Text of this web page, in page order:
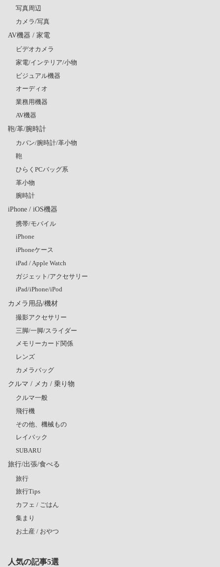
写真周辺
カメラ/写真
AV機器 / 家電
ビデオカメラ
家電/インテリア/小物
ビジュアル機器
オーディオ
業務用機器
AV機器
鞄/革/腕時計
カバン/腕時計/革小物
鞄
ひらくPCバッグ系
革小物
腕時計
iPhone / iOS機器
携帯/モバイル
iPhone
iPhoneケース
iPad / Apple Watch
ガジェット/アクセサリー
iPad/iPhone/iPod
カメラ用品/機材
撮影アクセサリー
三脚/一脚/スライダー
メモリーカード関係
レンズ
カメラバッグ
クルマ / メカ / 乗り物
クルマ一般
飛行機
その他、機械もの
レイバック
SUBARU
旅行/出張/食べる
旅行
旅行Tips
カフェ / ごはん
集まり
お土産 / おやつ
人気の記事5選